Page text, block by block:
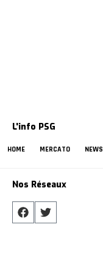
L'info PSG
HOME MERCATO NEWS
Nos Réseaux